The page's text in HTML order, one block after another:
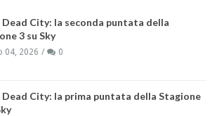
City: la seconda puntata della
3 su Sky
04, 2026 0
Dead City: la prima puntata della Stagione